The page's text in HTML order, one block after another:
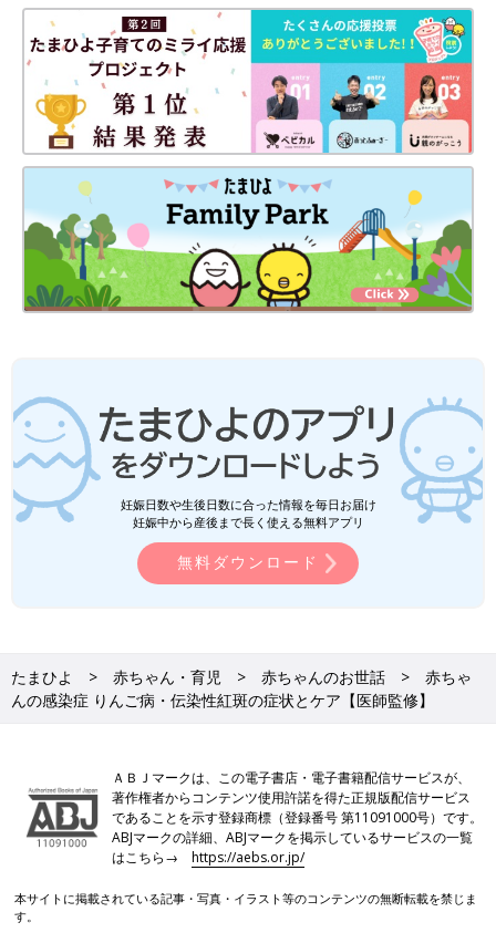
妊娠日数や生後日数に合った情報を毎日お届け
妊娠中から産後まで長く使える無料アプリ
無料ダウンロード
たまひよ 赤ちゃん・育児 赤ちゃんのお世話
赤ちゃ
んの感染症 りんご病・伝染性紅斑の症状とケア【医師監修】
ＡＢＪマークは、この電子書店・電子書籍配信サービスが、
著作権者からコンテンツ使用許諾を得た正規版配信サービス
であることを示す登録商標（登録番号 第11091000号）です。
ABJマークの詳細、ABJマークを掲示しているサービスの一覧
はこちら→https://aebs.or.jp/
本サイトに掲載されている記事・写真・イラスト等のコンテンツの無断転載を禁じま
す。